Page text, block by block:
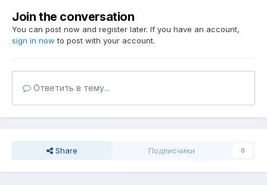
Join the conversation
You can post now and register later. If you have an account,
sign in now to post with your account.
Ответить в тему...
Share Подписчики 0